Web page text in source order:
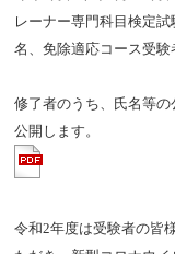
レーナー専門科目検定
名、免除適応コース受験
修了者のうち、氏名等
公開します。
令和2年度は受験者の皆